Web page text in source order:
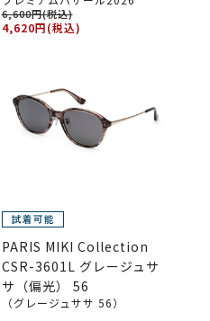
6,600円(税込)
4,620円(税込)
PARIS MIKI Collection
CSR-3601L グレージュサ
サ（偏光） 56
（グレージュササ 56）